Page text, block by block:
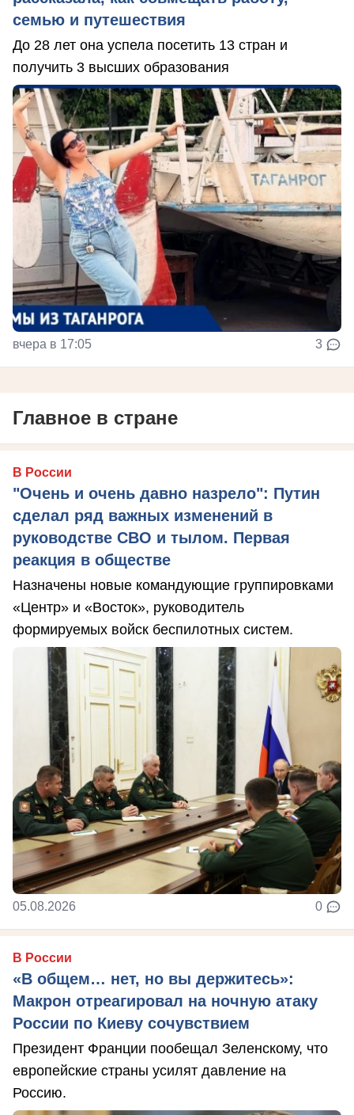
семью и путешествия
До 28 лет она успела посетить 13 стран и
получить 3 высших образования
вчера в 17:05 3
Главное в стране
В России
"Очень и очень давно назрело": Путин
сделал ряд важных изменений в
руководстве СВО и тылом. Первая
реакция в обществе
Назначены новые командующие группировками
«Центр» и «Восток», руководитель
формируемых войск беспилотных систем.
05.08.2026 0
В России
«В общем… нет, но вы держитесь»:
Макрон отреагировал на ночную атаку
России по Киеву сочувствием
Президент Франции пообещал Зеленскому, что
европейские страны усилят давление на
Россию.